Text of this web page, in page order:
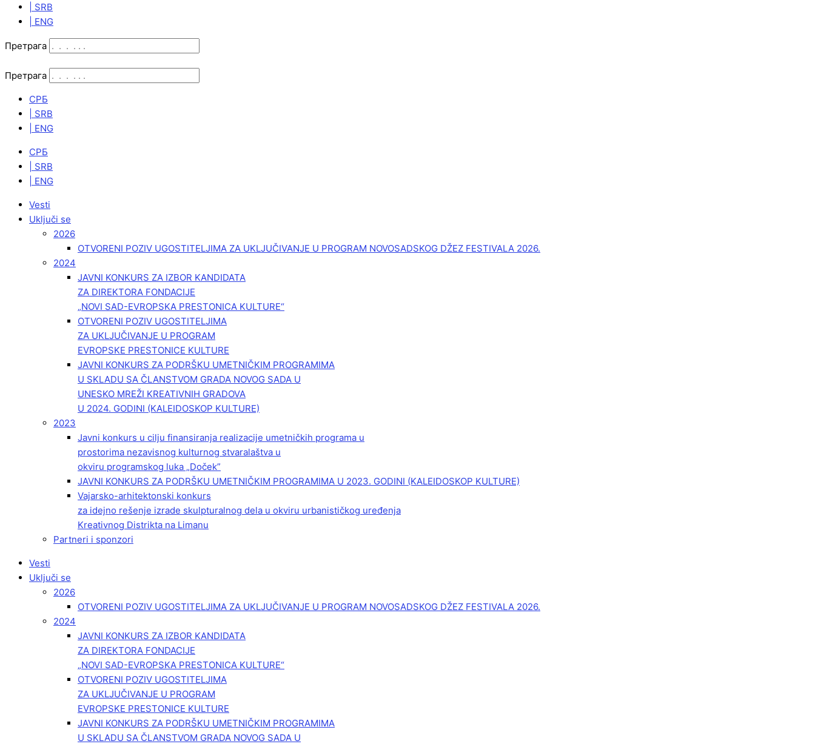
| SRB
| ENG
Претрага
Претрага
СРБ
| SRB
| ENG
СРБ
| SRB
| ENG
Vesti
Uključi se
2026
OTVORENI POZIV UGOSTITELJIMA ZA UKLJUČIVANJE U PROGRAM NOVOSADSKOG DŽEZ FESTIVALA 2026.
2024
JAVNI KONKURS ZA IZBOR KANDIDATA
ZA DIREKTORA FONDACIJE
„NOVI SAD-EVROPSKA PRESTONICA KULTURE“
OTVORENI POZIV UGOSTITELJIMA
ZA UKLJUČIVANJE U PROGRAM
EVROPSKE PRESTONICE KULTURE
JAVNI KONKURS ZA PODRŠKU UMETNIČKIM PROGRAMIMA
U SKLADU SA ČLANSTVOM GRADA NOVOG SADA U
UNESKO MREŽI KREATIVNIH GRADOVA
U 2024. GODINI (KALEIDOSKOP KULTURE)
2023
Javni konkurs u cilju finansiranja realizacije umetničkih programa u
prostorima nezavisnog kulturnog stvaralaštva u
okviru programskog luka „Doček”
JAVNI KONKURS ZA PODRŠKU UMETNIČKIM PROGRAMIMA U 2023. GODINI (KALEIDOSKOP KULTURE)
Vajarsko-arhitektonski konkurs
za idejno rešenje izrade skulpturalnog dela u okviru urbanističkog uređenja
Kreativnog Distrikta na Limanu
Partneri i sponzori
Vesti
Uključi se
2026
OTVORENI POZIV UGOSTITELJIMA ZA UKLJUČIVANJE U PROGRAM NOVOSADSKOG DŽEZ FESTIVALA 2026.
2024
JAVNI KONKURS ZA IZBOR KANDIDATA
ZA DIREKTORA FONDACIJE
„NOVI SAD-EVROPSKA PRESTONICA KULTURE“
OTVORENI POZIV UGOSTITELJIMA
ZA UKLJUČIVANJE U PROGRAM
EVROPSKE PRESTONICE KULTURE
JAVNI KONKURS ZA PODRŠKU UMETNIČKIM PROGRAMIMA
U SKLADU SA ČLANSTVOM GRADA NOVOG SADA U